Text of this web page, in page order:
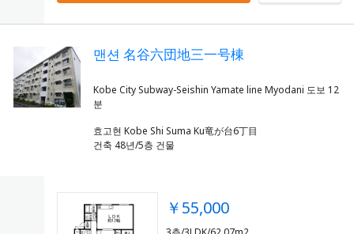
맨션 名谷六団地三一号棟
Kobe City Subway-Seishin Yamate line Myodani 도보 12
효고현 Kobe Shi Suma Ku竜が台6丁目
건축 48년/5층 건물
￥55,000